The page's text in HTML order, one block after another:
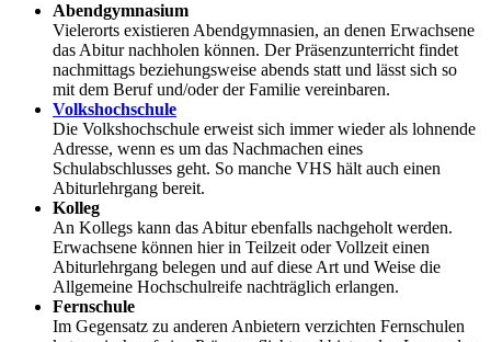
Abendgymnasium
Vielerorts existieren Abendgymnasien, an denen Erwachsene
das Abitur nachholen können. Der Präsenzunterricht findet
nachmittags beziehungsweise abends statt und lässt sich so
mit dem Beruf und/oder der Familie vereinbaren.
Volkshochschule
Die Volkshochschule erweist sich immer wieder als lohnende
Adresse, wenn es um das Nachmachen eines
Schulabschlusses geht. So manche VHS hält auch einen
Abiturlehrgang bereit.
Kolleg
An Kollegs kann das Abitur ebenfalls nachgeholt werden.
Erwachsene können hier in Teilzeit oder Vollzeit einen
Abiturlehrgang belegen und auf diese Art und Weise die
Allgemeine Hochschulreife nachträglich erlangen.
Fernschule
Im Gegensatz zu anderen Anbietern verzichten Fernschulen